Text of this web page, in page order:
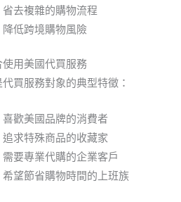
省去複雜的購物流程
降低跨境購物風險
用美國代買服務
買服務對象的典型特徵：
喜歡美國品牌的消費者
追求特殊商品的收藏家
需要專業代購的企業客戶
希望節省購物時間的上班族